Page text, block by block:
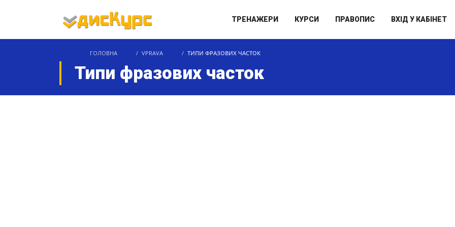
ТРЕНАЖЕРИ КУРСИ ПРАВОПИС ВХІД У КАБІНЕТ
ГОЛОВНА VPRAVA ТИПИ ФРАЗОВИХ ЧАСТОК
Типи фразових часток